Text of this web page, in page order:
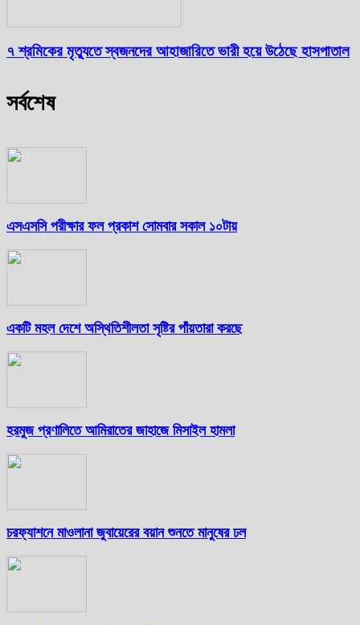
৭ শ্রমিকের মৃত্যুতে স্বজনদের আহাজারিতে ভারী হয়ে উঠেছে হাসপাতাল
সর্বশেষ
এসএসসি পরীক্ষার ফল প্রকাশ সোমবার সকাল ১০টায়
একটি মহল দেশে অস্থিতিশীলতা সৃষ্টির পাঁয়তারা করছে
হরমুজ প্রণালিতে আমিরাতের জাহাজে মিসাইল হামলা
চরফ্যাশনে মাওলানা জুবায়েরের বয়ান শুনতে মানুষের ঢল